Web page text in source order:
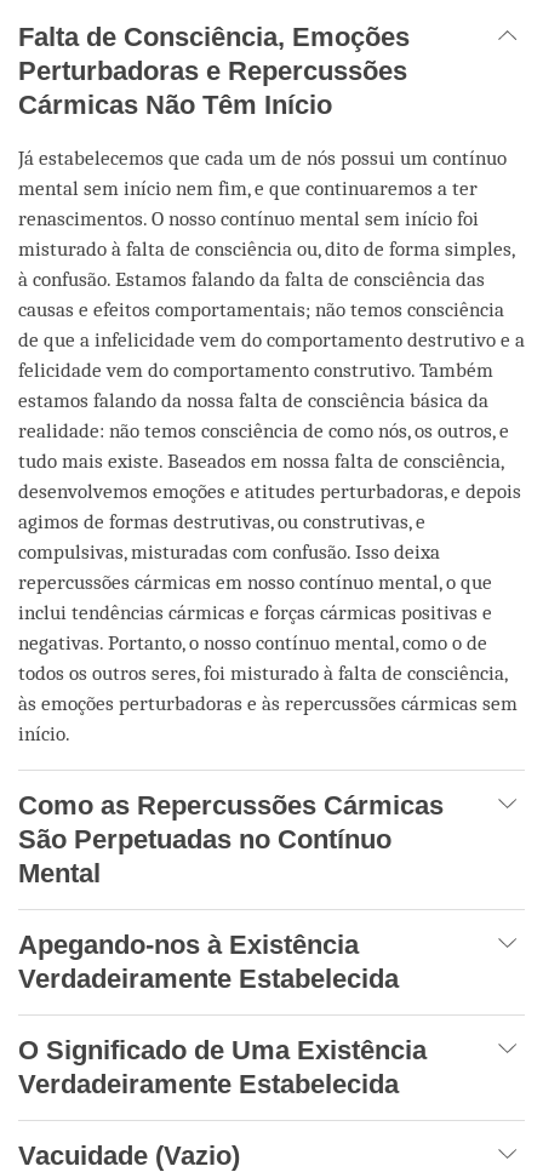
Falta de Consciência, Emoções
Perturbadoras e Repercussões
Cármicas Não Têm Início
Já estabelecemos que cada um de nós possui um contínuo
mental sem início nem fim, e que continuaremos a ter
renascimentos. O nosso contínuo mental sem início foi
misturado à falta de consciência ou, dito de forma simples,
à confusão. Estamos falando da falta de consciência das
causas e efeitos comportamentais; não temos consciência
de que a infelicidade vem do comportamento destrutivo e a
felicidade vem do comportamento construtivo. Também
estamos falando da nossa falta de consciência básica da
realidade: não temos consciência de como nós, os outros, e
tudo mais existe. Baseados em nossa falta de consciência,
desenvolvemos emoções e atitudes perturbadoras, e depois
agimos de formas destrutivas, ou construtivas, e
compulsivas, misturadas com confusão. Isso deixa
repercussões cármicas em nosso contínuo mental, o que
inclui tendências cármicas e forças cármicas positivas e
negativas. Portanto, o nosso contínuo mental, como o de
todos os outros seres, foi misturado à falta de consciência,
às emoções perturbadoras e às repercussões cármicas sem
início.
Como as Repercussões Cármicas
São Perpetuadas no Contínuo
Mental
Apegando-nos à Existência
Verdadeiramente Estabelecida
O Significado de Uma Existência
Verdadeiramente Estabelecida
Vacuidade (Vazio)